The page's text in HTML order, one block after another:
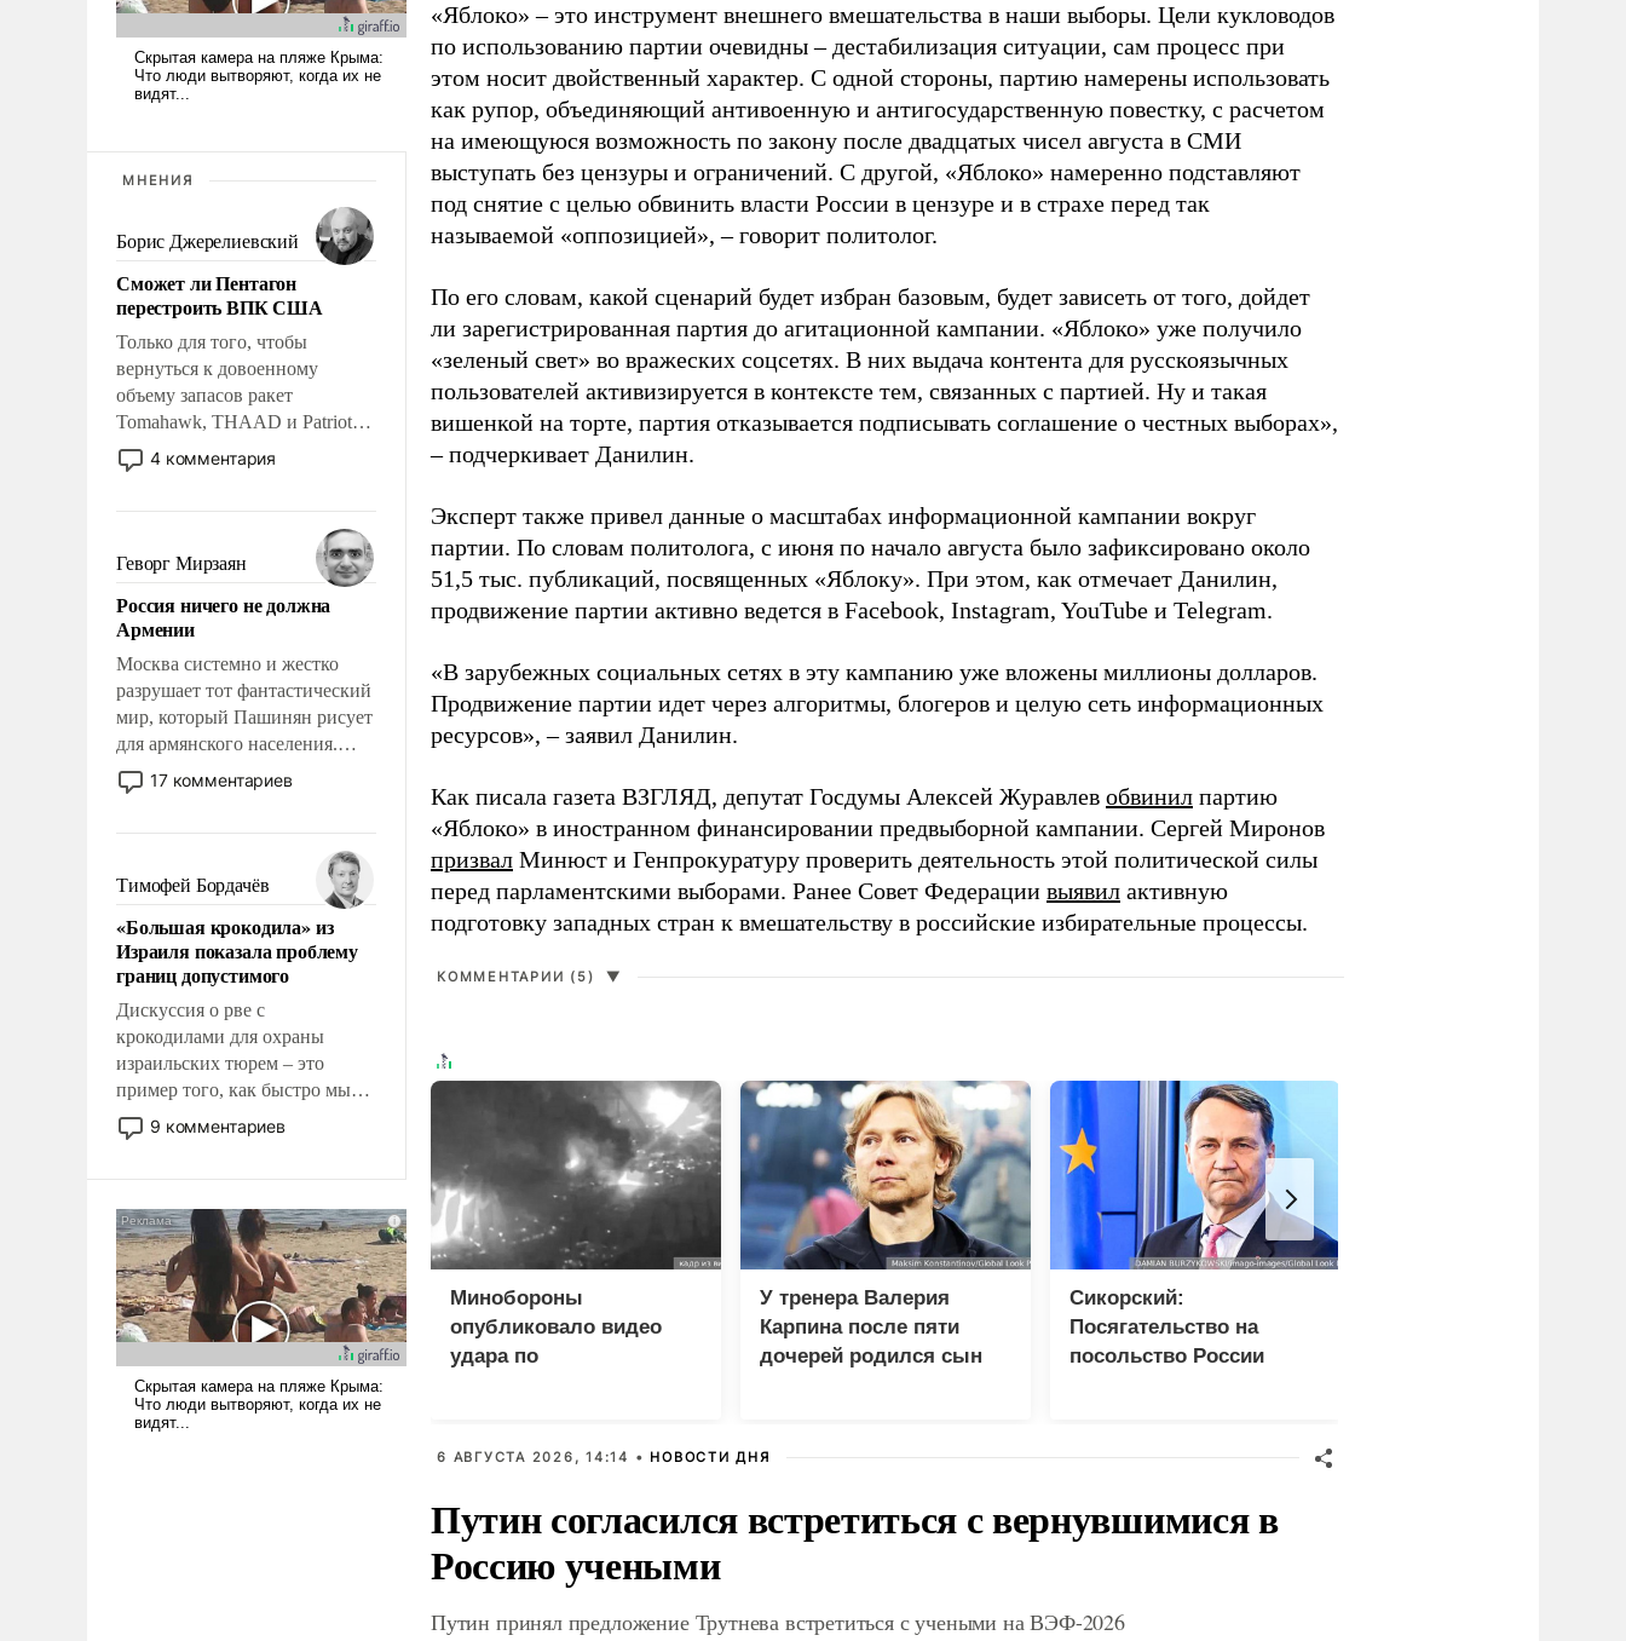
МНЕНИЯ
Борис Джерелиевский
Сможет ли Пентагон
перестроить ВПК США
Только для того, чтобы
вернуться к довоенному
объему запасов ракет
Tomahawk, THAAD и Patriot
США потребуется более трех
лет. Даже небольшая война с
Сложившаяся ситуация
означает многолетний период
уязвимости США, например,
перед Китаем.
4 комментария
Геворг Мирзаян
Россия ничего не должна
Армении
Москва системно и жестко
разрушает тот фантастический
мир, который Пашинян рисует
для армянского населения.
Мир, где политические
прожекты будут безусловно
налогоплательщиков и где
Еревану за свои поступки не
нужно отвечать.
17 комментариев
Тимофей Бордачёв
«Большая крокодила» из
Израиля показала проблему
границ допустимого
Дискуссия о рве с
крокодилами для охраны
израильских тюрем – это
пример того, как быстро мы
двигаемся по пути
революционных изменений.
псевдонаучной фантастики,
стало всерьез обсуждаемой
идеей.
9 комментариев
«Яблоко» – это инструмент внешнего вмешательства в наши выборы. Цели кукловодов
по использованию партии очевидны – дестабилизация ситуации, сам процесс при
этом носит двойственный характер. С одной стороны, партию намерены использовать
как рупор, объединяющий антивоенную и антигосударственную повестку, с расчетом
на имеющуюся возможность по закону после двадцатых чисел августа в СМИ
выступать без цензуры и ограничений. С другой, «Яблоко» намеренно подставляют
под снятие с целью обвинить власти России в цензуре и в страхе перед так
называемой «оппозицией», – говорит политолог.
По его словам, какой сценарий будет избран базовым, будет зависеть от того, дойдет
ли зарегистрированная партия до агитационной кампании. «Яблоко» уже получило
«зеленый свет» во вражеских соцсетях. В них выдача контента для русскоязычных
пользователей активизируется в контексте тем, связанных с партией. Ну и такая
вишенкой на торте, партия отказывается подписывать соглашение о честных выборах»,
– подчеркивает Данилин.
Эксперт также привел данные о масштабах информационной кампании вокруг
партии. По словам политолога, с июня по начало августа было зафиксировано около
51,5 тыс. публикаций, посвященных «Яблоку». При этом, как отмечает Данилин,
продвижение партии активно ведется в Facebook, Instagram, YouTube и Telegram.
«В зарубежных социальных сетях в эту кампанию уже вложены миллионы долларов.
Продвижение партии идет через алгоритмы, блогеров и целую сеть информационных
ресурсов», – заявил Данилин.
Как писала газета ВЗГЛЯД, депутат Госдумы Алексей Журавлев обвинил партию
«Яблоко» в иностранном финансировании предвыборной кампании. Сергей Миронов
призвал Минюст и Генпрокуратуру проверить деятельность этой политической силы
перед парламентскими выборами. Ранее Совет Федерации выявил активную
подготовку западных стран к вмешательству в российские избирательные процессы.
КОММЕНТАРИИ (5) ▼
Минобороны
опубликовало видео
удара по
У тренера Валерия
Карпина после пяти
дочерей родился сын
Сикорский:
Посягательство на
посольство России
6 АВГУСТА 2026, 14:14 • НОВОСТИ ДНЯ
Путин согласился встретиться с вернувшимися в
Россию учеными
Путин принял предложение Трутнева встретиться с учеными на ВЭФ-2026